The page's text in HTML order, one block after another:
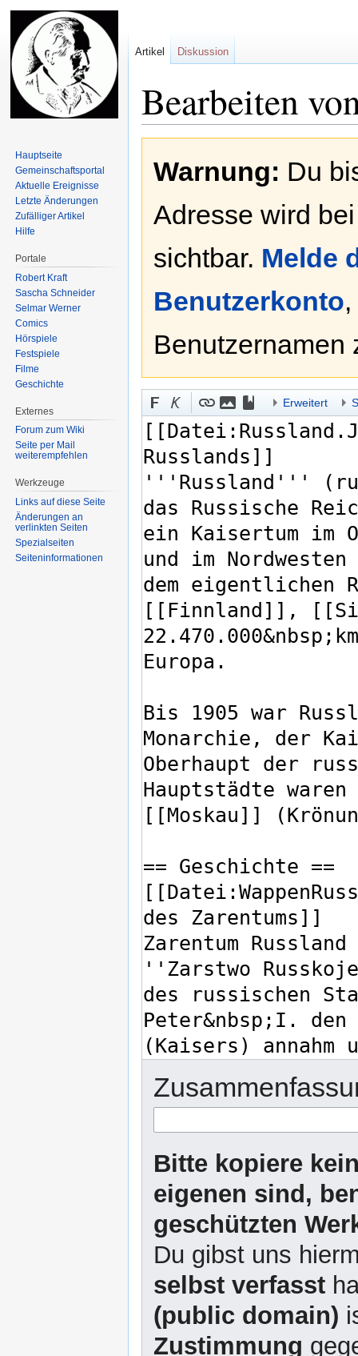
Bearbeiten
Navigation
springen
Suche
springen
Warnung: Du
Adresse wird
sichtbar. Melde
Benutzerkonto
Benutzernamen
Erweitert
Bitte kopiere
eigenen sind,
geschützten
Du gibst uns
selbst verfasst
(public domain)
Zustimmung
Artikel Diskussion
Hauptseite
Gemeinschafts­portal
Aktuelle Ereignisse
Letzte Änderungen
Zufälliger Artikel
Hilfe
Portale
Robert Kraft
Sascha Schneider
Selmar Werner
Comics
Hörspiele
Festspiele
Filme
Geschichte
Externes
Forum zum Wiki
Seite per Mail
weiterempfehlen
Werkzeuge
Links auf diese Seite
Änderungen an
verlinkten Seiten
Spezialseiten
Seiten­informationen